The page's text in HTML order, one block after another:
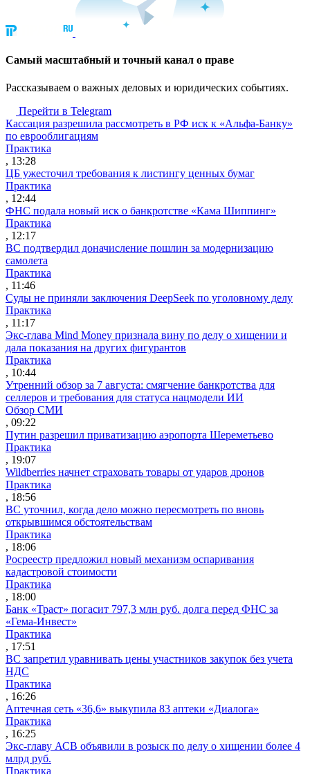
Cамый масштабный и точный канал о праве
Рассказываем о важных деловых и юридических событиях.
Перейти в Telegram
Кассация разрешила рассмотреть в РФ иск к «Альфа-Банку»
по еврооблигациям
Практика
, 13:28
ЦБ ужесточил требования к листингу ценных бумаг
Практика
, 12:44
ФНС подала новый иск о банкротстве «Кама Шиппинг»
Практика
, 12:17
ВС подтвердил доначисление пошлин за модернизацию
самолета
Практика
, 11:46
Суды не приняли заключения DeepSeek по уголовному делу
Практика
, 11:17
Экс-глава Mind Money признала вину по делу о хищении и
дала показания на других фигурантов
Практика
, 10:44
Утренний обзор за 7 августа: смягчение банкротства для
селлеров и требования для статуса нацмодели ИИ
Обзор СМИ
, 09:22
Путин разрешил приватизацию аэропорта Шереметьево
Практика
, 19:07
Wildberries начнет страховать товары от ударов дронов
Практика
, 18:56
ВС уточнил, когда дело можно пересмотреть по вновь
открывшимся обстоятельствам
Практика
, 18:06
Росреестр предложил новый механизм оспаривания
кадастровой стоимости
Практика
, 18:00
Банк «Траст» погасит 797,3 млн руб. долга перед ФНС за
«Гема-Инвест»
Практика
, 17:51
ВС запретил уравнивать цены участников закупок без учета
НДС
Практика
, 16:26
Аптечная сеть «36,6» выкупила 83 аптеки «Диалога»
Практика
, 16:25
Экс-главу АСВ объявили в розыск по делу о хищении более 4
млрд руб.
Практика